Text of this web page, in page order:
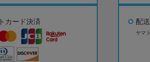
カード決済 配
ヤマ